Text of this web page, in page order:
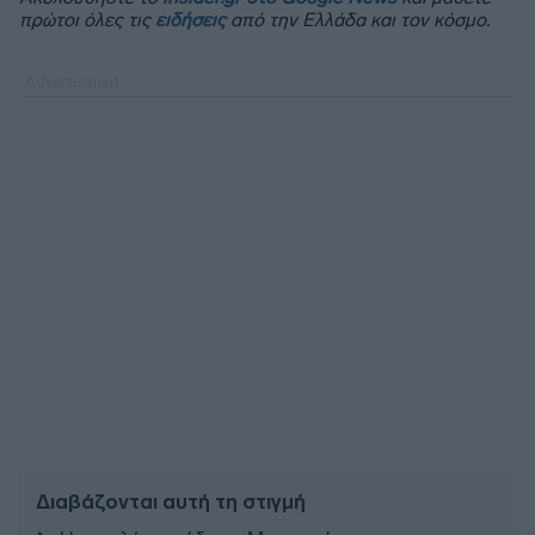
πρώτοι όλες τις ειδήσειςαπό την Ελλάδα και τον κόσμο.
Διαβάζονται αυτή τη στιγμή